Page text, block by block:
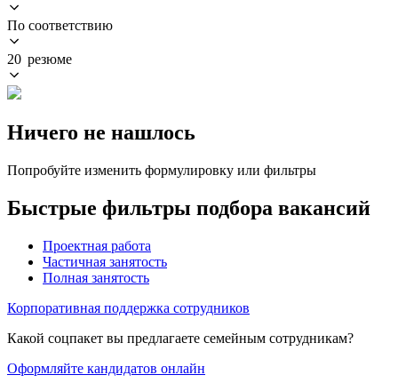
По соответствию
20 резюме
Ничего не нашлось
Попробуйте изменить формулировку или фильтры
Быстрые фильтры подбора вакансий
Проектная работа
Частичная занятость
Полная занятость
Корпоративная поддержка сотрудников
Какой соцпакет вы предлагаете семейным сотрудникам?
Оформляйте кандидатов онлайн